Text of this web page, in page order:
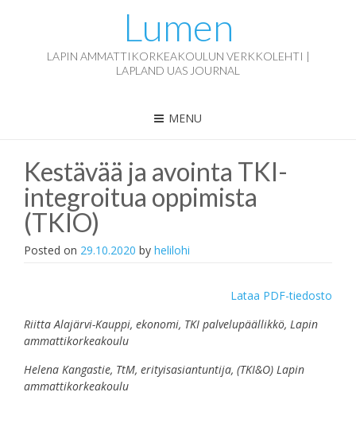
Lumen
LAPIN AMMATTIKORKEAKOULUN VERKKOLEHTI |
LAPLAND UAS JOURNAL
MENU
Kestävää ja avointa TKI-
integroitua oppimista
(TKIO)
Posted on 29.10.2020 by helilohi
Lataa PDF-tiedosto
Riitta Alajärvi-Kauppi, ekonomi, TKI palvelupäällikkö, Lapin
ammattikorkeakoulu
Helena Kangastie, TtM, erityisasiantuntija, (TKI&O) Lapin
ammattikorkeakoulu